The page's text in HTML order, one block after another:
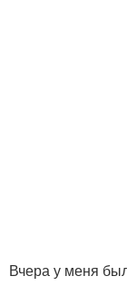
Вчера у меня